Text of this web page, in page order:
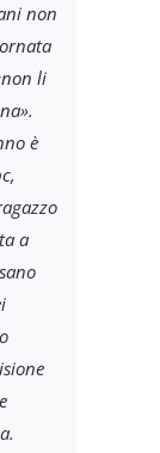
non
li
è
a